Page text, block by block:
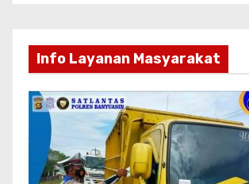
Info Layanan Masyarakat